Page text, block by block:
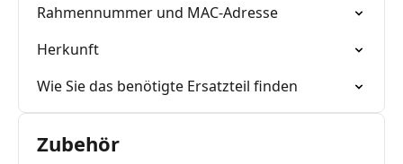
Rahmennummer und MAC-Adresse
Herkunft
Wie Sie das benötigte Ersatzteil finden
Zubehör